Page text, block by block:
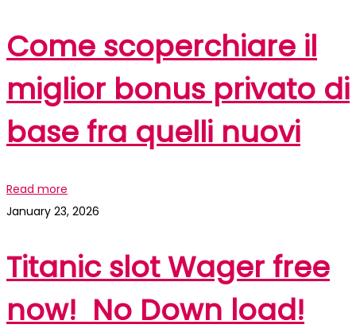
Come scoperchiare il
miglior bonus privato di
base fra quelli nuovi
Read more
January 23, 2026
Titanic slot Wager free
now! ️️️ No Down load!